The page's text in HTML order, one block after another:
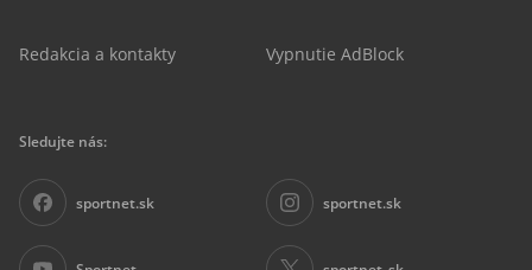
Redakcia a kontakty Vypnutie AdBlock
Sledujte nás:
sportnet.sk sportnet.sk